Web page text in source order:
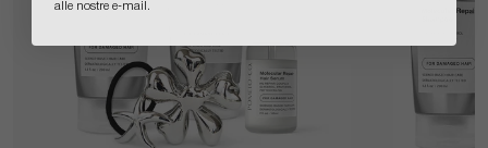
alle nostre e-mail.